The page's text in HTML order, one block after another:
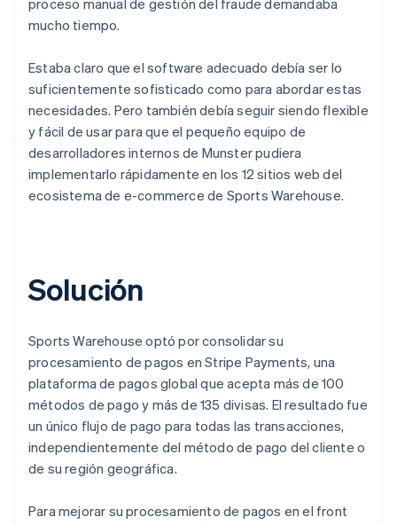
mucho tiempo.
Estaba claro que el software adecuado debía ser lo
suficientemente sofisticado como para abordar estas
necesidades. Pero también debía seguir siendo flexible
y fácil de usar para que el pequeño equipo de
desarrolladores internos de Munster pudiera
implementarlo rápidamente en los 12 sitios web del
ecosistema de e-commerce de Sports Warehouse.
Solución
Sports Warehouse optó por consolidar su
procesamiento de pagos en Stripe Payments, una
plataforma de pagos global que acepta más de 100
métodos de pago y más de 135 divisas. El resultado fue
un único flujo de pago para todas las transacciones,
independientemente del método de pago del cliente o
de su región geográfica.
Para mejorar su procesamiento de pagos en el front